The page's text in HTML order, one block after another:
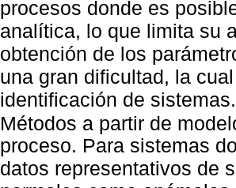
procesos donde es
analítica, lo que limita su
obtención de los
una gran dificultad, la
identificación de sistemas.
Métodos a partir de
proceso. Para sistemas
datos representativos de